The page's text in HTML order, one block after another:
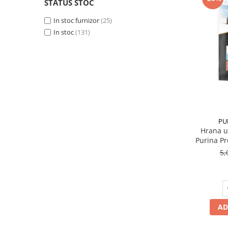
STATUS STOC
In stoc furnizor(25)
In stoc(131)
Hrana
Purina